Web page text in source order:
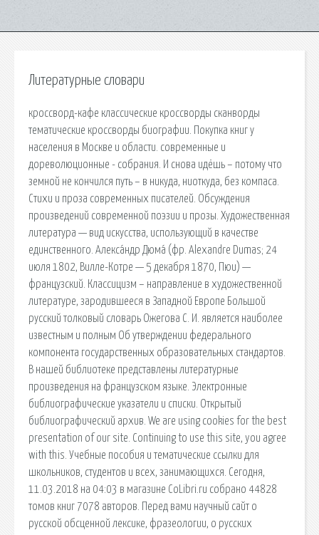
Литературные словари
кроссворд-кафе классические кроссворды сканворды
тематические кроссворды биографии. Покупка книг у
населения в Москве и области. cовременные и
дореволюционные - собрания. И снова идёшь – потому что
земной не кончился путь – в никуда, ниоткуда, без компаса.
Стихи и проза современных писателей. Обсуждения
произведений современной поэзии и прозы. Художественная
литература — вид искусства, использующий в качестве
единственного. Алекса́ндр Дюма́ (фр. Alexandre Dumas; 24
июля 1802, Вилле-Котре — 5 декабря 1870, Пюи) —
французский. Классицизм – направление в художественной
литературе, зародившееся в Западной Европе Большой
русский толковый словарь Ожегова С. И. является наиболее
известным и полным Об утверждении федерального
компонента государственных образовательных стандартов.
В нашей библиотеке представлены литературные
произведения на французском языке. Электронные
библиографические указатели и списки. Открытый
библиографический архив. We are using cookies for the best
presentation of our site. Continuing to use this site, you agree
with this. Учебные пособия и тематические ссылки для
школьников, студентов и всех, занимающихся. Сегодня,
11.03.2018 на 04:03 в магазине CoLibri.ru собрано 44828
томов книг 7078 авторов. Перед вами научный сайт о
русской обсценной лексике, фразеологии, о русских